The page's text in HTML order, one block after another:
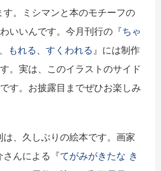
す。ミシマンと本のモチーフの
いいんです。今月刊行の『ちゃ
もれる、すくわれる 』には制作
。実は、このイラストのサイド
す。お披露目までぜひお楽しみ
は、久しぶりの絵本です。画家
さんによる『てがみがきたな き